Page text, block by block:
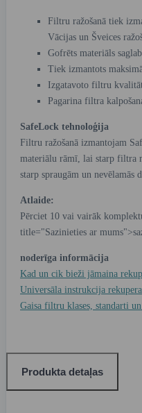
Filtru ražošanā tiek
Vācijas un Šveices
Gofrēts materiāls
Tiek izmantots
Izgatavoto filtru
Pagarina filtra
SafeLock tehnoloģija
Filtru ražošanā izmantojam
materiālu rāmī, lai starp filtra
starp spraugām un nevēlamās
Atlaide:
Pērciet 10 vai vairāk
title="Sazinieties ar
noderīga informācija
Kad un cik bieži jāmaina
Universāla instrukcija
Gaisa filtru klases, standarti
Produkta detaļas